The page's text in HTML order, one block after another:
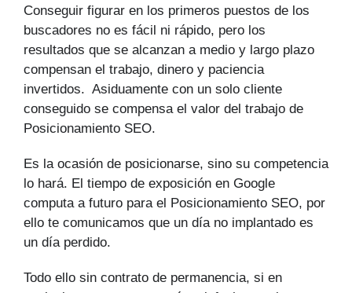
Conseguir figurar en los primeros puestos de los
buscadores no es fácil ni rápido, pero los
resultados que se alcanzan a medio y largo plazo
compensan el trabajo, dinero y paciencia
invertidos. Asiduamente con un solo cliente
conseguido se compensa el valor del trabajo de
Posicionamiento SEO.
Es la ocasión de posicionarse, sino su competencia
lo hará. El tiempo de exposición en Google
computa a futuro para el Posicionamiento SEO, por
ello te comunicamos que un día no implantado es
un día perdido.
Todo ello sin contrato de permanencia, si en